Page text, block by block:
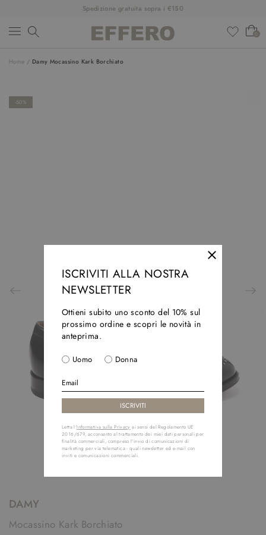
Spedizione gratuita sopra i €150
0
NUOVI ARRIVI
ABBIGLIAMENTO
ISCRIVITI ALLA NOSTRA
NEWSLETTER
Ottieni subito uno sconto del 10% sul
prossimo ordine e scopri le novità in
anteprima.
Uomo Donna
Letta l'Informativa sulla Privacy ai sensi del Regolamento UE
2016/679, acconsento al trattamento dei miei dati personali per
finalità commerciali, compreso l'invio di comunicazioni di
marketing per via telematica - quali newsletter ed e-mail con
inviti e comunicazioni commerciali.
Home / Damy Mocassino Kark Borchiato
-50%
DAMY
Mocassino Kark Borchiato